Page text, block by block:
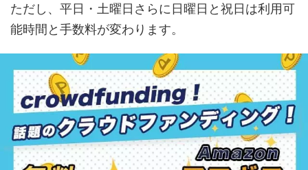
ただし、平日・土曜日さらに日曜日と祝日は利用可
能時間と手数料が変わります。